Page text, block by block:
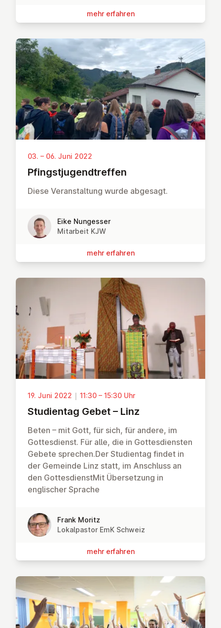
mehr erfahren
03. – 06. Juni 2022
Pfingst­ju­gend­tref­fen
Diese Veranstaltung wurde abgesagt.
Eike Nungesser
Mitarbeit KJW
mehr erfahren
19. Juni 2022 | 11:30 – 15:30 Uhr
Stu­di­en­tag Gebet – Linz
Beten – mit Gott, für sich, für andere, im
Gottesdienst. Für alle, die in Gottesdiensten
Gebete sprechen.Der Studientag findet in
der Gemeinde Linz statt, im Anschluss an
den GottesdienstMit Übersetzung in
englischer Sprache
Frank Moritz
Lokalpastor EmK Schweiz
mehr erfahren